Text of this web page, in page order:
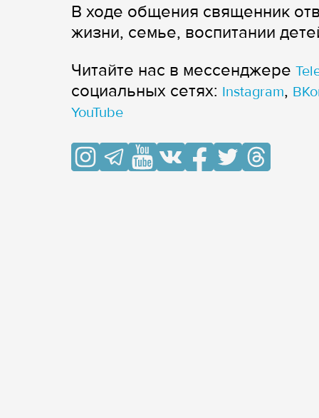
В ходе общения священник
жизни, семье, воспитании
Читайте нас в мессенджере
cоциальных сетях: Instagram,
YouTube